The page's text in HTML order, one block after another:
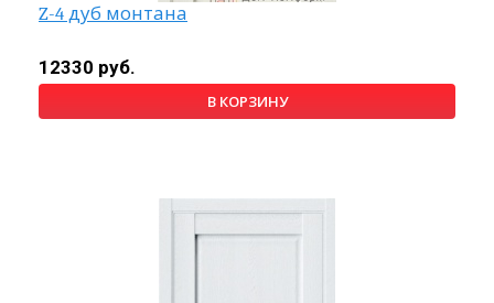
Z-4 дуб монтана
12330 руб.
В КОРЗИНУ